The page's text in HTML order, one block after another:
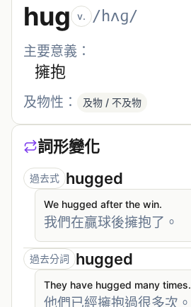
hug v. /hʌɡ/
主要意義：
擁抱
及物性： 及物 / 不及物
詞形變化
過去式 hugged
We hugged after the win.
我們在贏球後擁抱了。
過去分詞 hugged
They have hugged many times.
他們已經擁抱過很多次。